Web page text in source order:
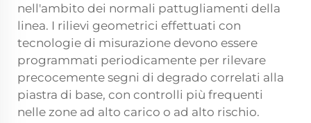
nell'ambito dei normali pattugliamenti della
linea. I rilievi geometrici effettuati con
tecnologie di misurazione devono essere
programmati periodicamente per rilevare
precocemente segni di degrado correlati alla
piastra di base, con controlli più frequenti
nelle zone ad alto carico o ad alto rischio.